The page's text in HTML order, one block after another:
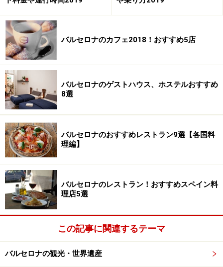
バルセロナのカフェ2018！おすすめ5店
バルセロナのゲストハウス、ホステルおすすめ
8選
バルセロナのおすすめレストラン9選【各国料
理編】
バルセロナのレストラン！おすすめスペイン料
理店5選
この記事に関連するテーマ
バルセロナの観光・世界遺産